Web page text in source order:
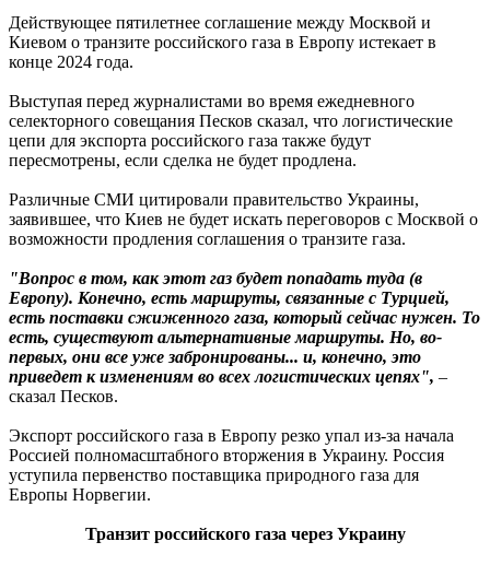
Действующее пятилетнее соглашение между Москвой и
Киевом о транзите российского газа в Европу истекает в
конце 2024 года.
Выступая перед журналистами во время ежедневного
селекторного совещания Песков сказал, что логистические
цепи для экспорта российского газа также будут
пересмотрены, если сделка не будет продлена.
Различные СМИ цитировали правительство Украины,
заявившее, что Киев не будет искать переговоров с Москвой о
возможности продления соглашения о транзите газа.
"Вопрос в том, как этот газ будет попадать туда (в
Европу). Конечно, есть маршруты, связанные с Турцией,
есть поставки сжиженного газа, который сейчас нужен. То
есть, существуют альтернативные маршруты. Но, во-
первых, они все уже забронированы... и, конечно, это
приведет к изменениям во всех логистических цепях", –
сказал Песков.
Экспорт российского газа в Европу резко упал из-за начала
Россией полномасштабного вторжения в Украину. Россия
уступила первенство поставщика природного газа для
Европы Норвегии.
Транзит российского газа через Украину